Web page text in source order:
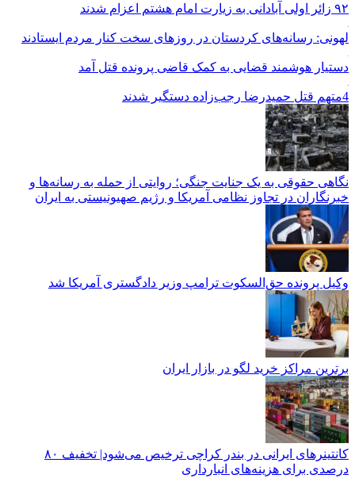
۹۲ زائر اولی آبادانی به زیارت امام هشتم اعزام شدند
لهونی: رسانه‌های کردستان در روزهای سخت کنار مردم ایستادند
دستیار هوشمند قضایی به کمک قاضی پرونده قتل آمد
4متهم قتل حمیدرضا رجب‌زاده دستگیر شدند
نگاهی حقوقی به یک جنایت جنگی؛ روایتی از حمله به رسانه‌ها و
خبرنگاران در تجاوز نظامی آمریکا و رژیم صهیونیستی به ایران
وکیل پرونده حق‌السکوت ترامپ وزیر دادگستری آمریکا شد
برترین مراکز خرید لگو در بازار ایران
کانتینرهای ایرانی در بندر کراچی ترخیص می‌شود| تخفیف ۸۰
درصدی برای هزینه‌های انبارداری